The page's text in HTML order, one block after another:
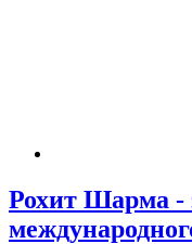
Рохит Шарма -